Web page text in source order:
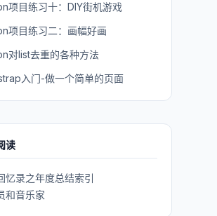
项目练习十：DIY街机游戏
项目练习二：画幅好画
对list去重的各种方法
入门-做一个简单的页面
读
忆录之年度总结索引
和音乐家